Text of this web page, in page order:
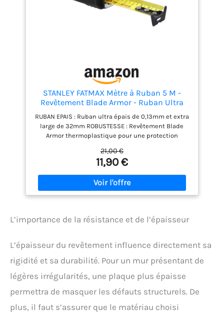
STANLEY FATMAX Mètre à Ruban 5 M -
Revêtement Blade Armor - Ruban Ultra
Épais - Plus Résistant - Revêtement Mylar
Anti-Abrasion et Anti-Corrosion 0-33-720
RUBAN EPAIS : Ruban ultra épais de 0,13mm et extra
large de 32mm ROBUSTESSE : Revêtement Blade
Armor thermoplastique pour une protection
DURABILITE : Revêtement Mylar haute protection et
anti-abrasion sur la totalité du ruban: durée de vie
multipliée par 10 par rapport à un ruban
traditionnel SOLIDE : Crochet 3 rivets multiprises
avec système d'accroche par le haut, par le bas ou
pour une prise en main ferme et confortable
21,00 €
11,90 €
L’importance de la résistance et de l’épaisseur
L’épaisseur du revêtement influence directement sa
rigidité et sa durabilité. Pour un mur présentant de
légères irrégularités, une plaque plus épaisse
permettra de masquer les défauts structurels. De
plus, il faut s’assurer que le matériau choisi